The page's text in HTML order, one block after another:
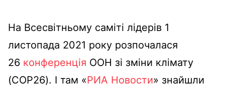
На Всесвітньому саміті лідерів 1
листопада 2021 року розпочалася
26 конференція ООН зі зміни клімату
(COP26). І там «РИА Новости» знайшли